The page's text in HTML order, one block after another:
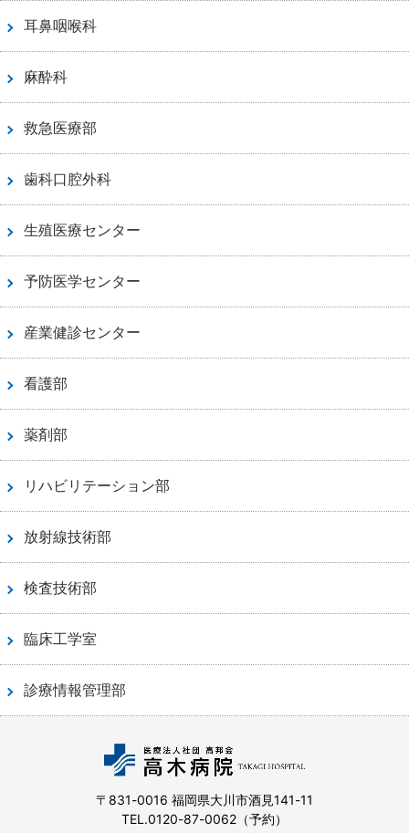
耳鼻咽喉科
麻酔科
救急医療部
歯科口腔外科
生殖医療センター
予防医学センター
産業健診センター
看護部
薬剤部
リハビリテーション部
放射線技術部
検査技術部
臨床工学室
診療情報管理部
〒831-0016 福岡県大川市酒見141-11
TEL.0120-87-0062 （予約）